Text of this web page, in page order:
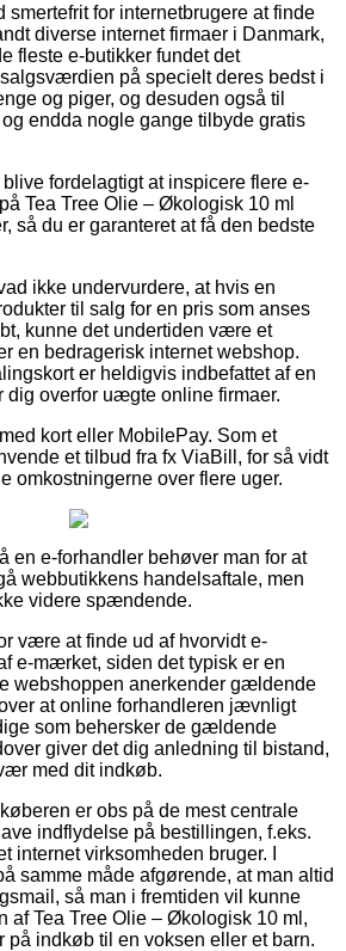
smertefrit for internetbrugere at finde
diverse internet firmaer i Danmark,
fleste e-butikker fundet det
på specielt deres bedst i
og piger, og desuden også til
endda nogle gange tilbyde gratis
fordelagtigt at inspicere flere e-
Tea Tree Olie – Økologisk 10 ml
så du er garanteret at få den bedste
ikke undervurdere, at hvis en
til salg for en pris som anses
kunne det undertiden være et
en bedragerisk internet webshop.
er heldigvis indbefattet af en
dig overfor uægte online firmaer.
kort eller MobilePay. Som et
et tilbud fra fx ViaBill, for så vidt
omkostningerne over flere uger.
en e-forhandler behøver man for at
webbutikkens handelsaftale, men
videre spændende.
være at finde ud af hvorvidt e-
e-mærket, siden det typisk er en
webshoppen anerkender gældende
at online forhandleren jævnligt
som behersker de gældende
giver det dig anledning til bistand,
med dit indkøb.
er obs på de mest centrale
indflydelse på bestillingen, f.eks.
internet virksomheden bruger. I
samme måde afgørende, at man altid
så man i fremtiden vil kunne
af Tea Tree Olie – Økologisk 10 ml,
på indkøb til en voksen eller et barn.